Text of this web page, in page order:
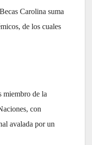
Carolina suma
de los cuales
miembro de la
con
avalada por un